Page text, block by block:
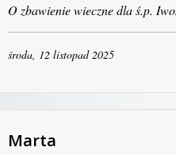
O zbawienie wieczne dla ś.p.
środa, 12 listopad 2025
Marta